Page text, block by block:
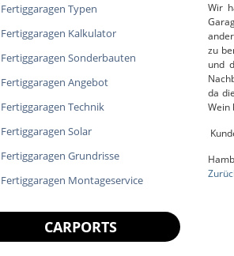
Fertiggaragen Typen
Fertiggaragen Kalkulator
Fertiggaragen Sonderbauten
Fertiggaragen Angebot
Fertiggaragen Technik
Fertiggaragen Solar
Fertiggaragen Grundrisse
Fertiggaragen Montageservice
CARPORTS
Wir
zu
und
da
Wein